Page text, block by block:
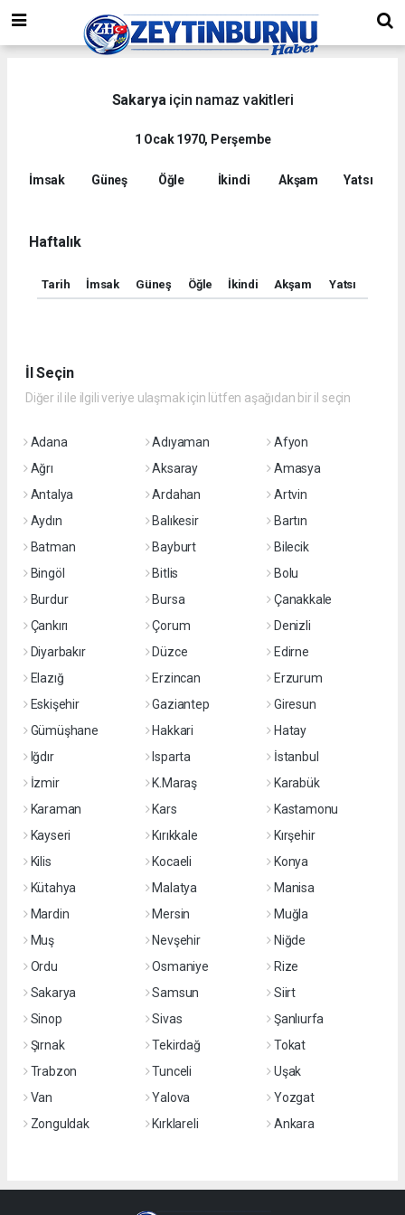
Sakarya için namaz vakitleri
1 Ocak 1970, Perşembe
İmsak Güneş Öğle İkindi Akşam Yatsı
Haftalık
Tarih İmsak Güneş Öğle İkindi Akşam Yatsı
İl Seçin
Diğer il ile ilgili veriye ulaşmak için lütfen aşağıdan bir il seçin
Adana Adıyaman
Afyon
Ağrı
Aksaray
Amasya
Antalya
Ardahan
Artvin
Aydın
Balıkesir
Bartın
Batman
Bayburt
Bilecik
Bingöl
Bitlis
Bolu
Burdur
Bursa
Çanakkale
Çankırı
Çorum
Denizli
Diyarbakır
Düzce
Edirne
Elazığ
Erzincan
Erzurum
Eskişehir
Gaziantep
Giresun
Gümüşhane
Hakkari
Hatay
Iğdır
Isparta
İstanbul
İzmir
K.Maraş
Karabük
Karaman
Kars
Kastamonu
Kayseri
Kırıkkale
Kırşehir
Kilis
Kocaeli
Konya
Kütahya
Malatya
Manisa
Mardin
Mersin
Muğla
Muş
Nevşehir
Niğde
Ordu
Osmaniye
Rize
Sakarya
Samsun
Siirt
Sinop
Sivas
Şanlıurfa
Şırnak
Tekirdağ
Tokat
Trabzon
Tunceli
Uşak
Van
Yalova
Yozgat
Zonguldak
Kırklareli Ankara